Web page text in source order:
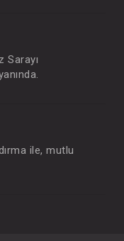
Sarayı
ile, mutlu